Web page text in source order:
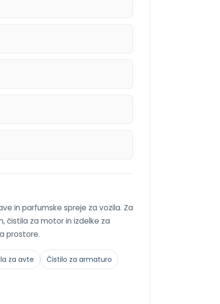
in parfumske spreje za vozila. Za
čistila za motor in izdelke za
prostore.
za avte Čistilo za armaturo